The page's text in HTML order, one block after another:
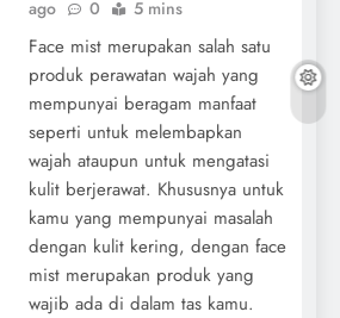
ago 0 5 mins
Face mist merupakan salah satu
produk perawatan wajah yang
mempunyai beragam manfaat
seperti untuk melembapkan
wajah ataupun untuk mengatasi
kulit berjerawat. Khususnya untuk
kamu yang mempunyai masalah
dengan kulit kering, dengan face
mist merupakan produk yang
wajib ada di dalam tas kamu.